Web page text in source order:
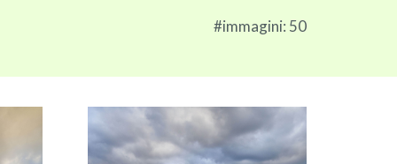
#immagini: 50